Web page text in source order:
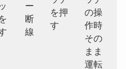
ー
断
線
を押
す
の操
作時
その
まま
運転